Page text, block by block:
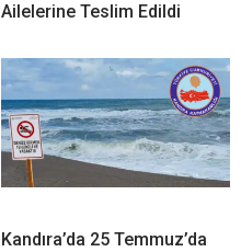
Ailelerine Teslim Edildi
Kandıra’da 25 Temmuz’da